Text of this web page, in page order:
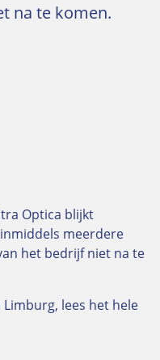
na te komen.
Optica blijkt
meerdere
het bedrijf niet na te
lees het hele